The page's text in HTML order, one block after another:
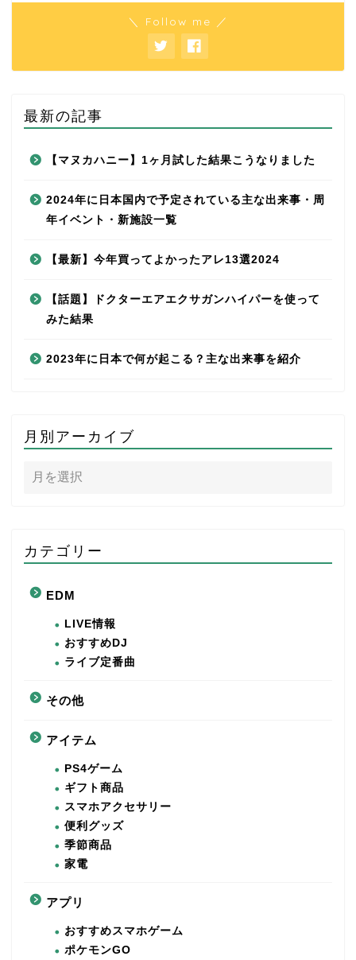
＼ Follow me ／
最新の記事
【マヌカハニー】1ヶ月試した結果こうなりました
2024年に日本国内で予定されている主な出来事・周
年イベント・新施設一覧
【最新】今年買ってよかったアレ13選2024
【話題】ドクターエアエクサガンハイパーを使って
みた結果
2023年に日本で何が起こる？主な出来事を紹介
月別アーカイブ
カテゴリー
EDM
LIVE情報
おすすめDJ
ライブ定番曲
その他
アイテム
PS4ゲーム
ギフト商品
スマホアクセサリー
便利グッズ
季節商品
家電
アプリ
おすすめスマホゲーム
ポケモンGO